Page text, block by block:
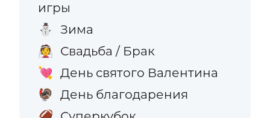
игры
⛄ Зима
👰 Свадьба / Брак
💘 День святого Валентина
🦃 День благодарения